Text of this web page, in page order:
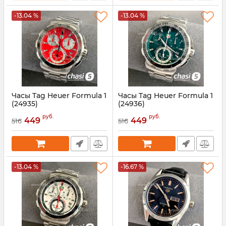
-13.04 %
Часы Tag Heuer Formula 1
(24935)
24935
516 449 руб.
-13.04 %
Часы Tag Heuer Formula 1
(24936)
24936
516 449 руб.
-13.04 % -16.67 %